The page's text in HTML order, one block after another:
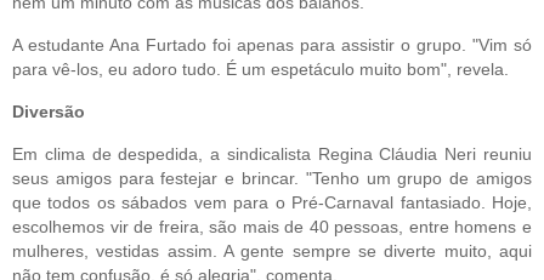
A estudante Ana Furtado foi apenas para assistir o grupo. "Vim só
para vê-los, eu adoro tudo. É um espetáculo muito bom", revela.
Diversão
Em clima de despedida, a sindicalista Regina Cláudia Neri reuniu
seus amigos para festejar e brincar. "Tenho um grupo de amigos
que todos os sábados vem para o Pré-Carnaval fantasiado. Hoje,
escolhemos vir de freira, são mais de 40 pessoas, entre homens e
mulheres, vestidas assim. A gente sempre se diverte muito, aqui
não tem confusão, é só alegria", comenta.